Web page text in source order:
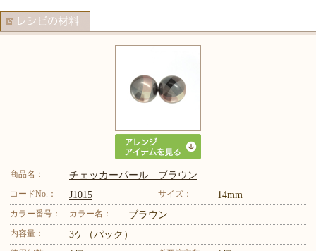
商品名： チェッカーパール ブラウン
コードNo.： J1015 サイズ： 14mm
カラー番号： カラー名： ブラウン
内容量： 3ケ（パック）